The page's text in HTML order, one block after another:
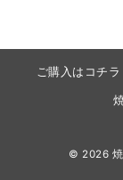
ご購入はコチラ
© 2026